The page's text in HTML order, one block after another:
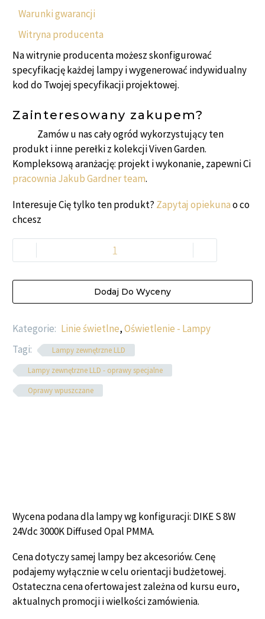
Warunki gwarancji
Witryna producenta
Na witrynie producenta możesz skonfigurować
specyfikację każdej lampy i wygenerować indywidualny
kod do Twojej specyfikacji projektowej.
Zainteresowany zakupem?
Zamów u nas cały ogród wykorzystujący ten
produkt i inne perełki z kolekcji Viven Garden.
Kompleksową aranżację: projekt i wykonanie, zapewni Ci
pracownia Jakub Gardner team.
Interesuje Cię tylko ten produkt? Zapytaj opiekunao co
chcesz
Dodaj Do Wyceny
Kategorie: Linie świetlne,Oświetlenie - Lampy
Tagi:
Lampy zewnętrzne LLD
Lampy zewnętrzne LLD - oprawy specjalne
Oprawy wpuszczane
Wycena podana dla lampy wg konfiguracji: DIKE S 8W
24Vdc 3000K Diffused Opal PMMA.
Cena dotyczy samej lampy bez akcesoriów. Cenę
podajemy wyłącznie w celu orientacji budżetowej.
Ostateczna cena ofertowa jest zależna od kursu euro,
aktualnych promocji i wielkości zamówienia.